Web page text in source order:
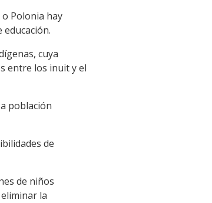
Polonia hay
cuya
entre los inuit y el
población
de
de niños
la